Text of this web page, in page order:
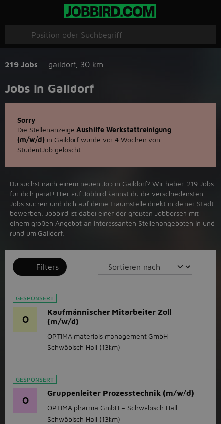
219 Jobs gaildorf, 30 km
Jobs in Gaildorf
Sorry
Die Stellenanzeige Aushilfe Werkstattreinigung
(m/w/d) in Gaildorf wurde vor 4 Wochen von
StudentJob gelöscht.
Du suchst nach einem neuen Job in Gaildorf? Wir haben 219 Jobs
für dich parat! Hier auf Jobbird kannst du die verschiedensten
Jobs suchen und dich auf deine Traumstelle direkt in deiner Stadt
bewerben. Jobbird ist dabei einer der größten Jobbörsen mit
einem großen Angebot an interessanten Stellenangeboten in und
rund um Gaildorf.
Filters
GESPONSERT
O
Kaufmännischer Mitarbeiter Zoll
(m/w/d)
OPTIMA materials management GmbH
Schwäbisch Hall (13km)
GESPONSERT
O
Gruppenleiter Prozesstechnik (m/w/d)
OPTIMA pharma GmbH – Schwäbisch Hall
Schwäbisch Hall (13km)